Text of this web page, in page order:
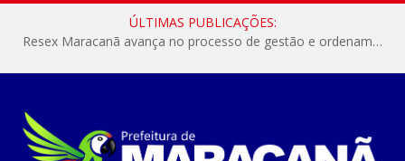
ÚLTIMAS PUBLICAÇÕES:
Resex Maracanã avança no processo de gestão e ordenamento do turismo em nossas áreas protegidas.